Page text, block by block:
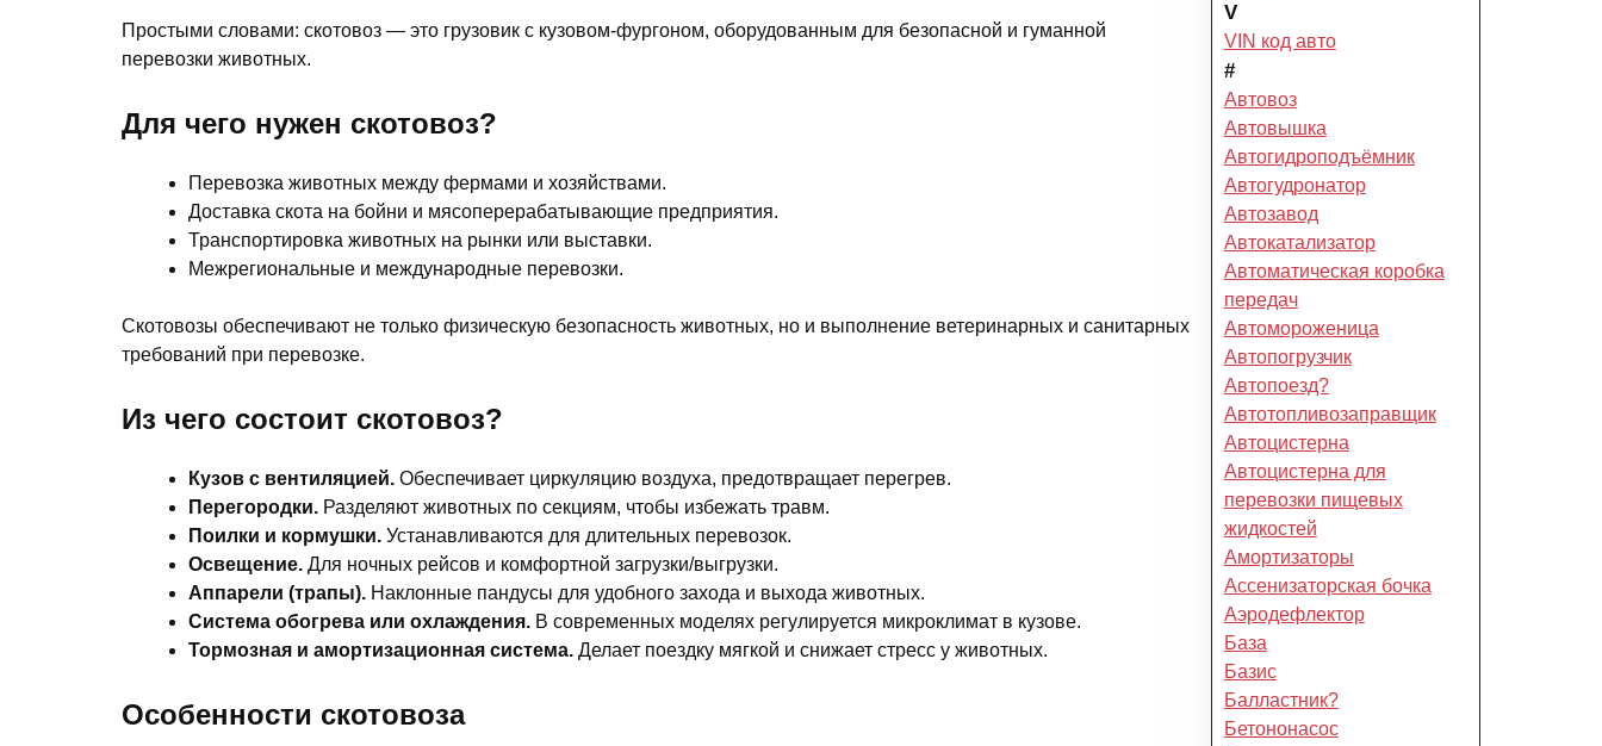
Простыми словами: скотовоз — это грузовик с кузовом-фургоном, оборудованным для безопасной и гуманной
перевозки животных.
Для чего нужен скотовоз?
Перевозка животных между фермами и хозяйствами.
Доставка скота на бойни и мясоперерабатывающие предприятия.
Транспортировка животных на рынки или выставки.
Межрегиональные и международные перевозки.
Скотовозы обеспечивают не только физическую безопасность животных, но и выполнение ветеринарных и санитарных
требований при перевозке.
Из чего состоит скотовоз?
Кузов с вентиляцией. Обеспечивает циркуляцию воздуха, предотвращает перегрев.
Перегородки. Разделяют животных по секциям, чтобы избежать травм.
Поилки и кормушки. Устанавливаются для длительных перевозок.
Освещение. Для ночных рейсов и комфортной загрузки/выгрузки.
Аппарели (трапы). Наклонные пандусы для удобного захода и выхода животных.
Система обогрева или охлаждения. В современных моделях регулируется микроклимат в кузове.
Тормозная и амортизационная система. Делает поездку мягкой и снижает стресс у животных.
Особенности скотовоза
V
VIN код авто
#
Автовоз
Автовышка
Автогидроподъёмник
Автогудронатор
Автозавод
Автокатализатор
Автоматическая коробка
передач
Автомороженица
Автопогрузчик
Автопоезд?
Автотопливозаправщик
Автоцистерна
Автоцистерна для
перевозки пищевых
жидкостей
Амортизаторы
Ассенизаторская бочка
Аэродефлектор
База
Базис
Балластник?
Бетононасос